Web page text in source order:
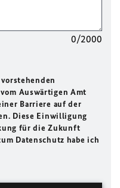
0/2000
Auswärtigen Amt
Barriere auf der
Diese Einwilligung
für die Zukunft
Datenschutz habe ich